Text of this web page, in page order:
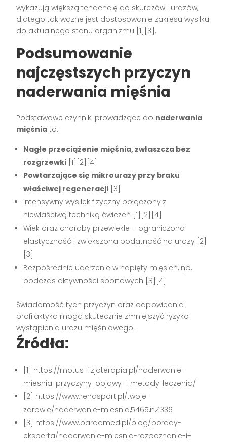
wykazują większą tendencję do skurczów i urazów,
dlatego tak ważne jest dostosowanie zakresu wysiłku
do aktualnego stanu organizmu [1][3] .
Podsumowanie
najczęstszych przyczyn
naderwania mięśnia
Podstawowe czynniki prowadzące do naderwania
mięśnia to:
Nagłe przeciążenie mięśnia, zwłaszcza bez
rozgrzewki [1][2][4]
Powtarzające się mikrourazy przy braku
właściwej regeneracji [3]
Intensywny wysiłek fizyczny połączony z
niewłaściwą techniką ćwiczeń [1][2][4]
Wiek oraz choroby przewlekłe – ograniczona
elastyczność i zwiększona podatność na urazy [2]
[3]
Bezpośrednie uderzenie w napięty mięsień, np.
podczas aktywności sportowych [3][4]
Świadomość tych przyczyn oraz odpowiednia
profilaktyka mogą skutecznie zmniejszyć ryzyko
wystąpienia urazu mięśniowego.
Źródła:
[1] https://motus-fizjoterapia.pl/naderwanie-
miesnia-przyczyny-objawy-i-metody-leczenia/
[2] https://www.rehasport.pl/twoje-
zdrowie/naderwanie-miesnia,5465,n,4336
[3] https://www.bardomed.pl/blog/porady-
eksperta/naderwanie-miesnia-rozpoznanie-i-